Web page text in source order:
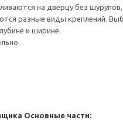
на дверцу без
разные виды креплений.
и ширине.
Основные части: